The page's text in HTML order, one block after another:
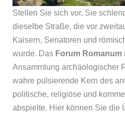
Stellen Sie sich vor, Sie
dieselbe Straße, die vor
Kaisern, Senatoren und
wurde. Das Forum Romanum
Ansammlung archäologischer
wahre pulsierende Kern des
politische, religiöse und
abspielte. Hier können Sie die